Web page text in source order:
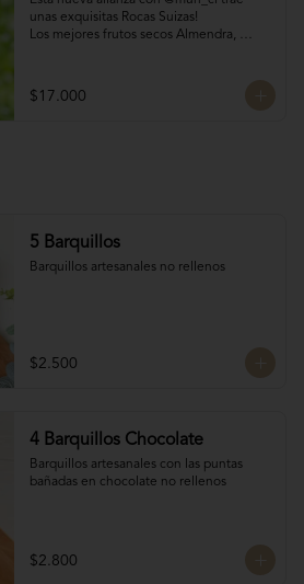
unas exquisitas Rocas Suizas!
Los mejores frutos secos Almendra,
4 tipos de chocolate
Chocolate Bitter
$17.000
5 Barquillos
Barquillos artesanales no rellenos
$2.500
4 Barquillos Chocolate
Barquillos artesanales con las puntas
bañadas en chocolate no rellenos
$2.800